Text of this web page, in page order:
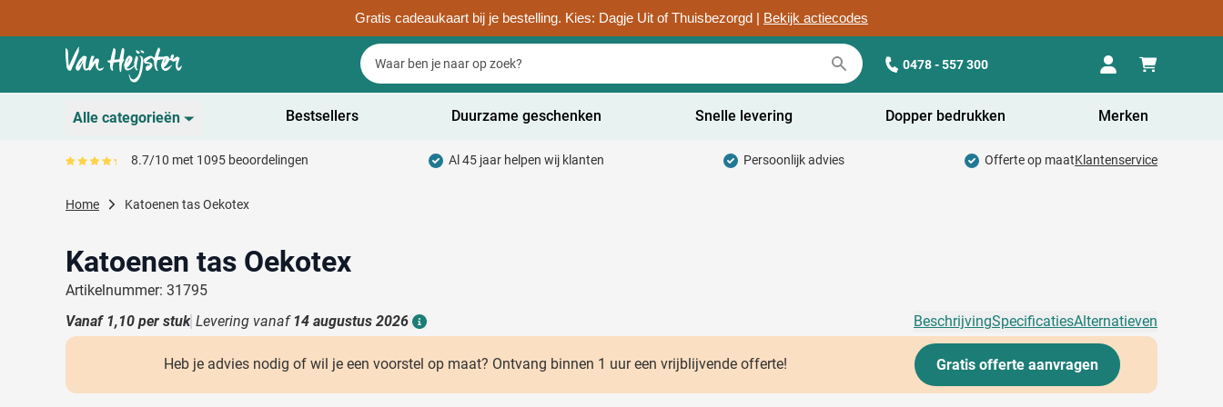
Gratis cadeaukaart bij je bestelling. Kies: Dagje Uit of Thuisbezorgd | Bekijk actiecodes
Ga naar de inhoud Zoek
Zoek
0478 - 557 300
Alle categorieën
Duurzaam
Toon submenu voor Drinkwaren categorie
Kantoorartikelen
Toon submenu voor Gadgets & Weggevers categorie
Tassen
Toon submenu voor Tassen categorie
Toon submenu voor Electronica categorie
Bestsellers Duurzame geschenken Snelle levering Dopper bedrukken Merken
Gemiddeld reviewpercentage is 87
8.7/10 met 1095 beoordelingen Al 45 jaar helpen wij klanten Persoonlijk advies Offerte op maatKlantenservice
Home Katoenen tas Oekotex
Katoenen tas Oekotex
Artikelnummer: 31795
Vanaf 1,10 per stuk Levering vanaf 14 augustus 2026
Details
BeschrijvingSpecificatiesAlternatieven
Heb je advies nodig of wil je een voorstel op maat? Ontvang binnen 1 uur een vrijblijvende offerte! Gratis offerte aanvragen